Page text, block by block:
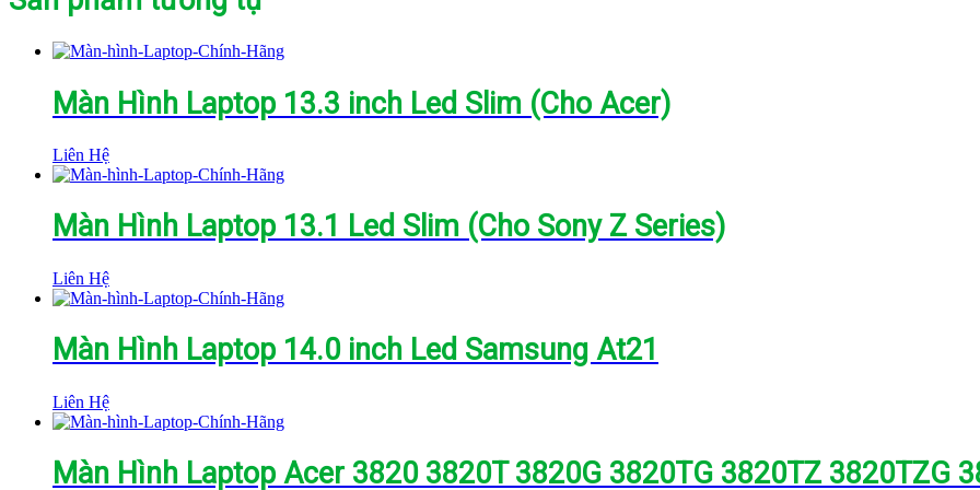
Màn Hình Laptop 13.3 inch Led Slim (Cho Acer)
Liên Hệ
Màn Hình Laptop 13.1 Led Slim (Cho Sony Z Series)
Liên Hệ
Màn Hình Laptop 14.0 inch Led Samsung At21
Liên Hệ
Màn Hình Laptop Acer 3820 3820T 3820G 3820TG 3820TZ 3820TZG